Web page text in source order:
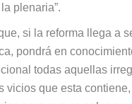
plenaria”.
si la reforma llega a
pondrá en
todas aquellas
vicios que esta